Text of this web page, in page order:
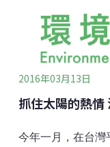
2016年03月13日
抓住太陽的熱情
今年一月，在台灣